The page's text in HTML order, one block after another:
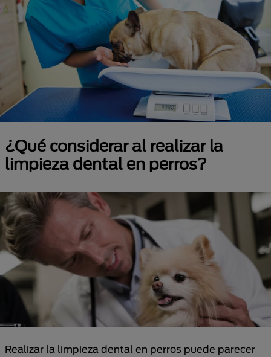
¿Qué considerar al realizar la
limpieza dental en perros?
Realizar la limpieza dental en perros puede parecer